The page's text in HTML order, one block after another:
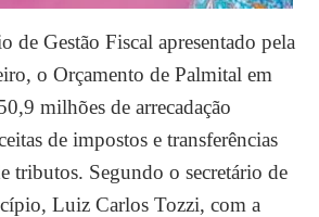
de Gestão Fiscal apresentado pela
o Orçamento de Palmital em
milhões de arrecadação
de impostos e transferências
tributos. Segundo o secretário de
Luiz Carlos Tozzi, com a